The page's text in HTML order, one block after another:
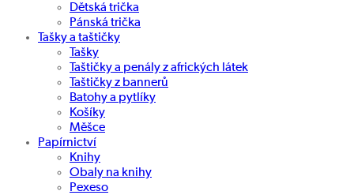
Dětská trička
Pánská trička
Tašky a taštičky
Tašky
Taštičky a penály z afrických látek
Taštičky z bannerů
Batohy a pytlíky
Košíky
Měšce
Papírnictví
Knihy
Obaly na knihy
Pexeso